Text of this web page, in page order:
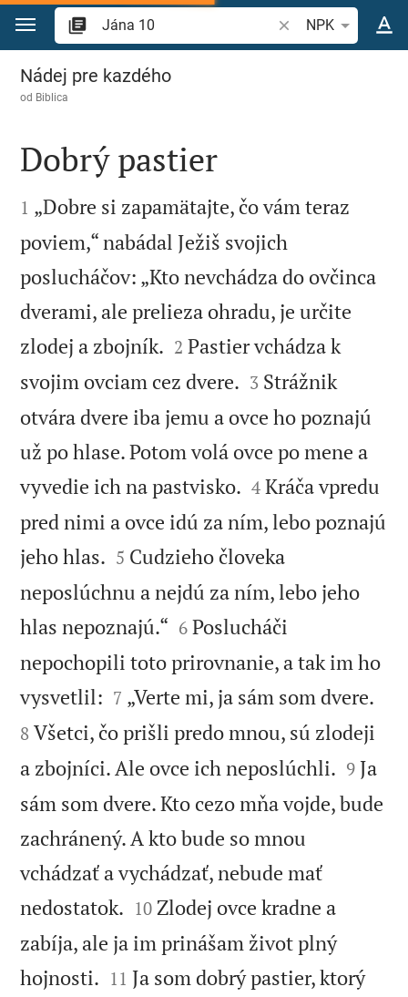
Prejsť na obsah
Vyhľadajte biblický
NPK
Jána 10
Nádej pre kazdého
od Biblica

Dobrý pastier

1 „Dobre si zapamätajte, čo vám teraz
poviem,“ nabádal Ježiš svojich
poslucháčov: „Kto nevchádza do ovčinca
dverami, ale prelieza ohradu, je určite
zlodej a zbojník. 

2 Pastier vchádza k
svojim ovciam cez dvere. 

3 Strážnik
otvára dvere iba jemu a ovce ho poznajú
už po hlase. Potom volá ovce po mene a
vyvedie ich na pastvisko. 

4 Kráča vpredu
pred nimi a ovce idú za ním, lebo poznajú
jeho hlas. 

5 Cudzieho človeka
neposlúchnu a nejdú za ním, lebo jeho
hlas nepoznajú.“ 

6 Poslucháči
nepochopili toto prirovnanie, a tak im ho
vysvetlil: 

7 „Verte mi, ja sám som dvere.
8 Všetci, čo prišli predo mnou, sú zlodeji
a zbojníci. Ale ovce ich neposlúchli. 

9 Ja
sám som dvere. Kto cezo mňa vojde, bude
zachránený. A kto bude so mnou
vchádzať a vychádzať, nebude mať
nedostatok. 

10 Zlodej ovce kradne a
zabíja, ale ja im prinášam život plný
hojnosti. 

11 Ja som dobrý pastier, ktorý